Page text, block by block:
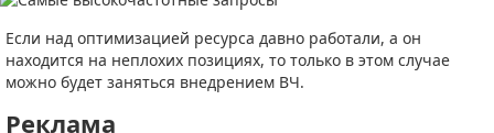
Если над оптимизацией ресурса давно работали, а он
находится на неплохих позициях, то только в этом случае
можно будет заняться внедрением ВЧ.
Реклама